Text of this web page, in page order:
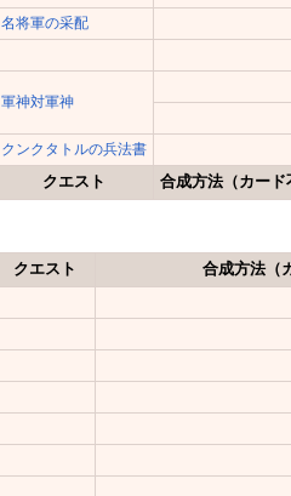
クエスト 合成方法（カード
名将軍の采配
軍神対軍神
クンクタトルの兵法書
クエスト 合成方法（